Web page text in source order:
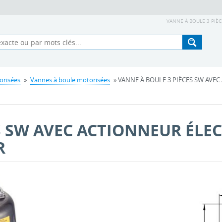
VANNE À BOULE 3
» Vannes à boule motorisées » VANNE À BOULE 3 PIÈCES SW
AVEC ACTIONNEUR